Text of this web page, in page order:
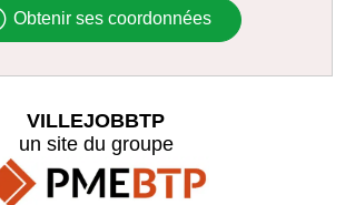
Obtenir ses coordonnées
VILLEJOBBTP
un site du groupe